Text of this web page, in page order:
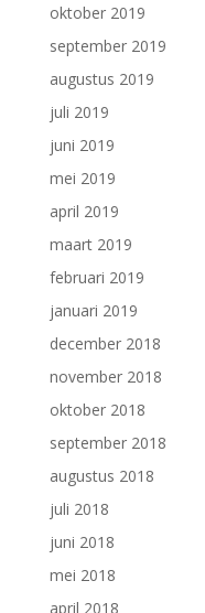
oktober 2019
september 2019
augustus 2019
juli 2019
juni 2019
mei 2019
april 2019
maart 2019
februari 2019
januari 2019
december 2018
november 2018
oktober 2018
september 2018
augustus 2018
juli 2018
juni 2018
mei 2018
april 2018